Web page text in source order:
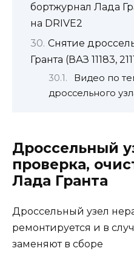
бортжурнал Лада
на DRIVE2
Снятие
Гранта (ВАЗ 11183,
Видео по
дроссельного
Дроссельный
проверка,
Лада Гранта
Дроссельный узел
ремонтируется и в
заменяют в сборе